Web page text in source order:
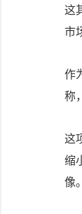
这
市
作
称，
这
缩
像。